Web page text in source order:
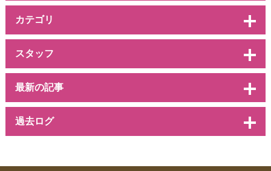
カテゴリ
スタッフ
最新の記事
過去ログ